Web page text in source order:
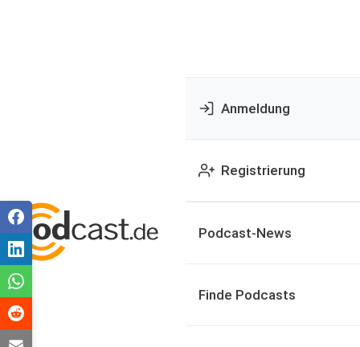
Anmeldung
Registrierung
Podcast-News
Finde Podcasts